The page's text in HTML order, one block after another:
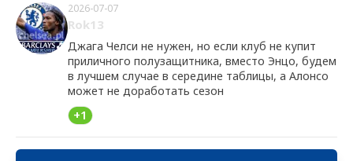
2026-07-07
Rok13
Джага Челси не нужен, но если клуб не купит
приличного полузащитника, вместо Энцо, будем
в лучшем случае в середине таблицы, а Алонсо
может не доработать сезон
+1